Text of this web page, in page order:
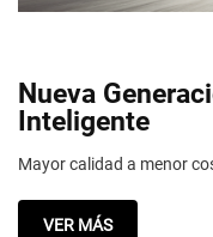
Nueva
Inteligente
Mayor calidad a menor
VER MÁS